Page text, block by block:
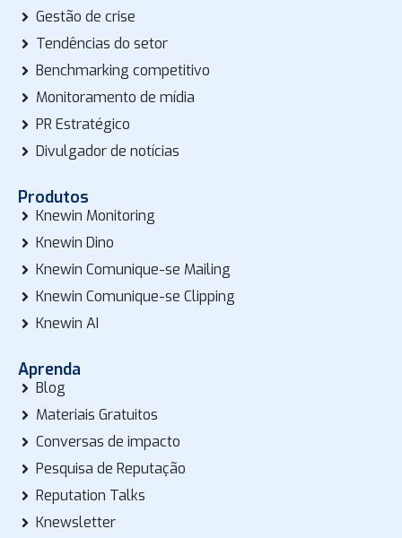
Gestão de crise
Tendências do setor
Benchmarking competitivo
Monitoramento de mídia
PR Estratégico
Divulgador de notícias
Produtos
Knewin Monitoring
Knewin Dino
Knewin Comunique-se Mailing
Knewin Comunique-se Clipping
Knewin AI
Aprenda
Blog
Materiais Gratuitos
Conversas de impacto
Pesquisa de Reputação
Reputation Talks
Knewsletter